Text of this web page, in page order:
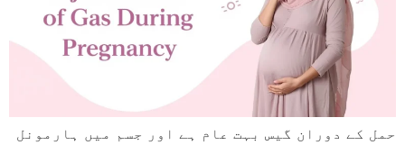
حمل کے دوران گیس بہت عام ہے اور جسم میں ہارمونل